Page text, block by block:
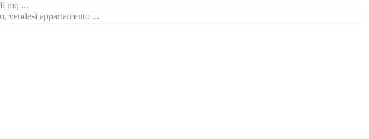
mq ...
vendesi appartamento ...